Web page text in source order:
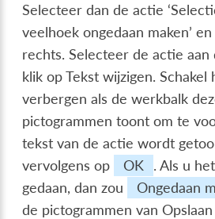
Selecteer dan de actie
veelhoek ongedaan maken’
rechts. Selecteer de actie
klik opTekst wijzigen. Schakel
verbergen als de werkbalk
pictogrammen toont om te
tekst van de actie wordt
vervolgens op
OK
. Als u
gedaan, dan zou
Ongedaan
de pictogrammen van